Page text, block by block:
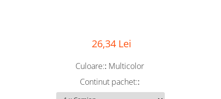
26,34 Lei
Culoare:: Multicolor
Continut pachet::